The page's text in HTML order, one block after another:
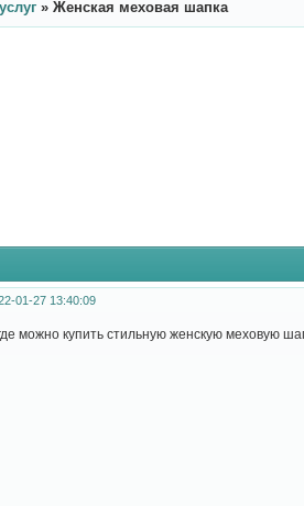
» Женская меховая шапка
01-27 13:40:09
можно купить стильную женскую меховую